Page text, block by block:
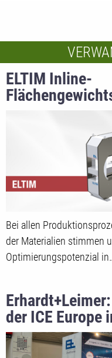
ELTIM Inline-
Bei allen
der Materialien stimmen
Optimierungspotenzial
der ICE Europe